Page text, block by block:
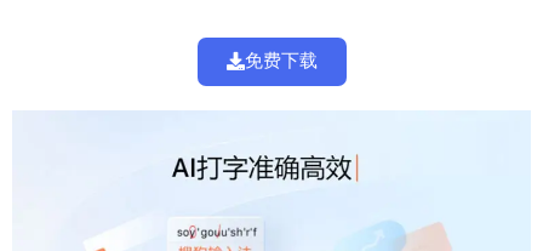
免费下载